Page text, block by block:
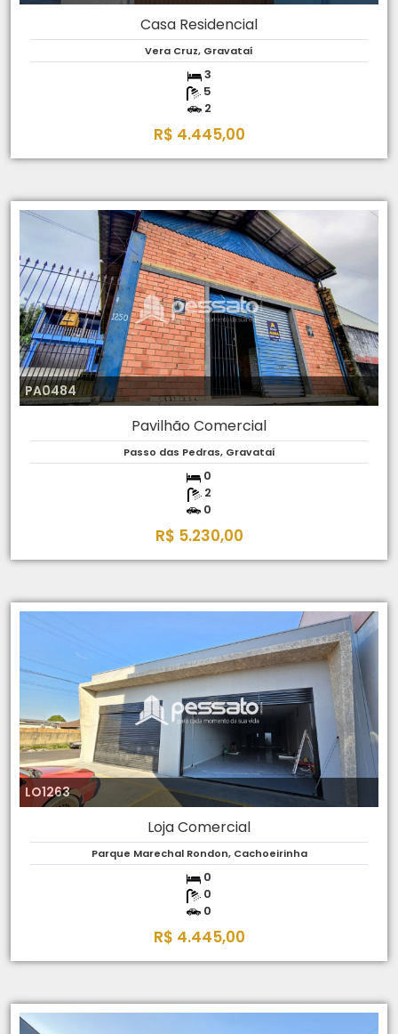
Casa Residencial
Vera Cruz, Gravataí
3
5
2
R$ 4.445,00
PA0484
Pavilhão Comercial
Passo das Pedras, Gravataí
0
2
0
R$ 5.230,00
LO1263
Loja Comercial
Parque Marechal Rondon, Cachoeirinha
0
0
0
R$ 4.445,00